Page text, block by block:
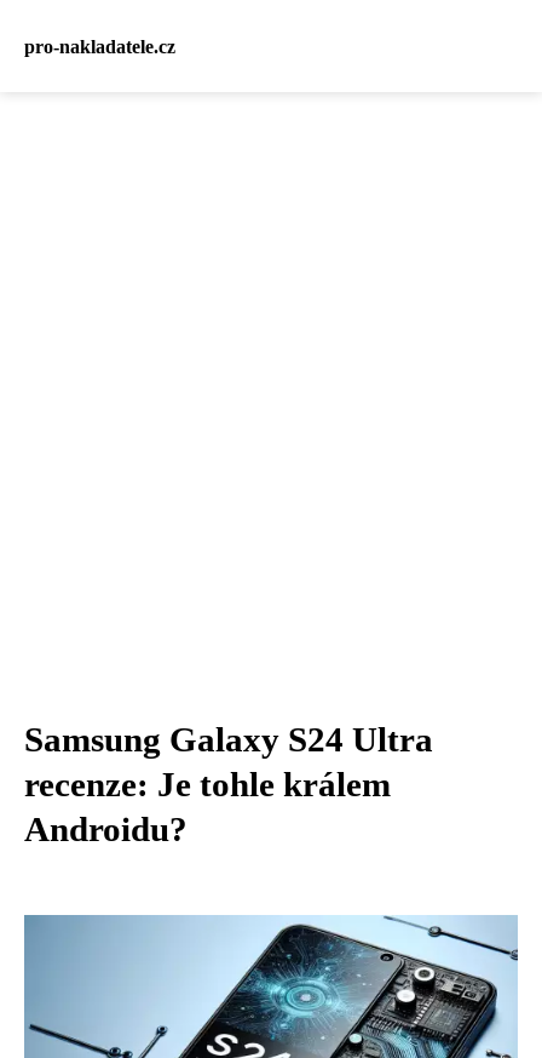
pro-nakladatele.cz
Samsung Galaxy S24 Ultra
recenze: Je tohle králem
Androidu?